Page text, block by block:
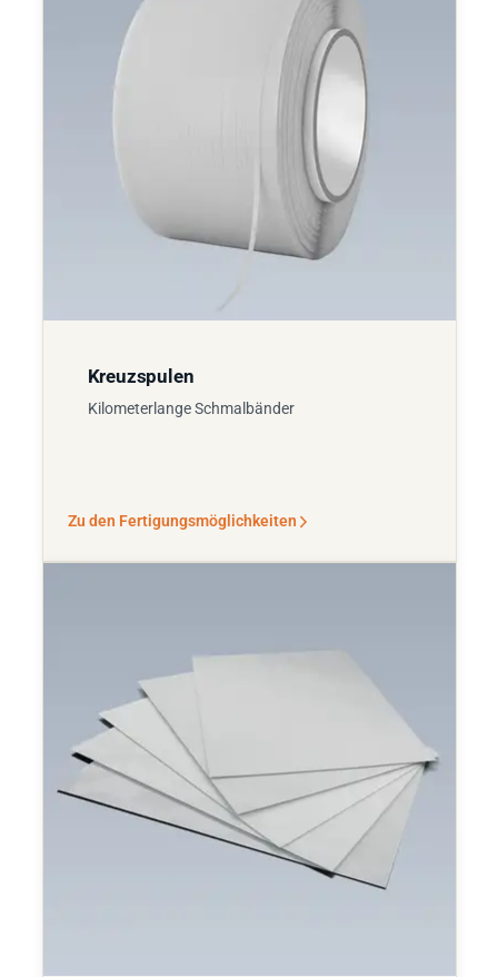
Kreuzspulen
Kilometerlange Schmalbänder
Zu den Fertigungsmöglichkeiten